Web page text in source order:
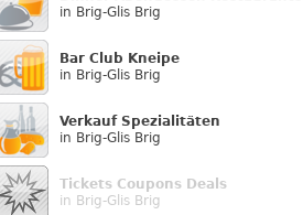
in Brig-Glis Brig
Bar Club Kneipe
in Brig-Glis Brig
Verkauf Speziali­täten
in Brig-Glis Brig
Tickets Coupons Deals
in Brig-Glis Brig